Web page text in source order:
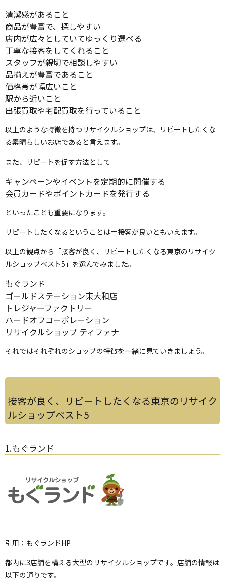
清潔感があること
商品が豊富で、探しやすい
店内が広々としていてゆっくり選べる
丁寧な接客をしてくれること
スタッフが親切で相談しやすい
品揃えが豊富であること
価格帯が幅広いこと
駅から近いこと
出張買取や宅配買取を行っていること
以上のような特徴を持つリサイクルショップは、リピートしたくな
る素晴らしいお店であると言えます。
また、リピートを促す方法として
キャンペーンやイベントを定期的に開催する
会員カードやポイントカードを発行する
といったことも重要になります。
リピートしたくなるということは＝接客が良いともいえます。
以上の観点から「接客が良く、リピートしたくなる東京のリサイク
ルショップベスト5」を選んでみました。
もぐランド
ゴールドステーション東大和店
トレジャーファクトリー
ハードオフコーポレーション
リサイクルショップ ティファナ
それではそれぞれのショップの特徴を一緒に見ていきましょう。
接客が良く、リピートしたくなる東京のリサイク
ルショップベスト5
1.もぐランド
引用：もぐランドHP
都内に3店舗を構える大型のリサイクルショップです。店舗の情報は
以下の通りです。